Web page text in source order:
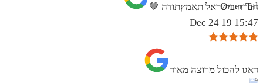
חברה בישראל תאמץתודה 🤎
Omer Tal
15:47 19 Dec 24
‏דאגו להכול מרוצה מאוד